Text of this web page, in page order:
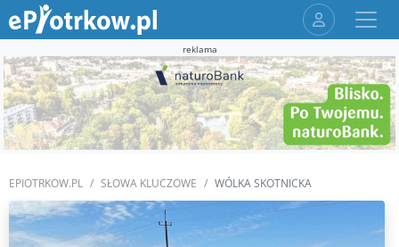
reklama
EPIOTRKOW.PL SŁOWA KLUCZOWE WÓLKA SKOTNICKA